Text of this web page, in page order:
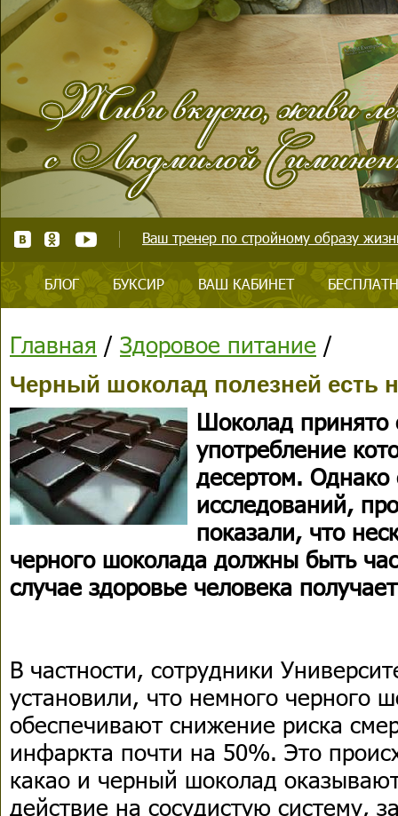
Ваш тренер по стройному образу
БЛОГ БУКСИР ВАШ КАБИНЕТ
Главная / Здоровое питание /
Черный шоколад полезней есть
Шоколад принято
употребление
десертом. Однако
исследований,
показали, что
черного шоколада должны быть
случае здоровье человека
В частности, сотрудники
установили, что немного черного
обеспечивают снижение риска
инфаркта почти на 50%. Это
какао и черный шоколад
действие на сосудистую систему,